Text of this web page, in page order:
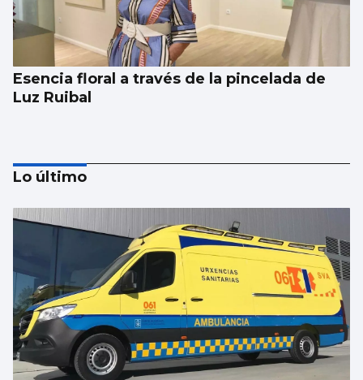
Esencia floral a través de la pincelada de
Luz Ruibal
Xanma Louro, de The Rapants: “Sempre foi
complicado dicir que tocamos. Somos un
guiso, abertos a todo”
Lo último